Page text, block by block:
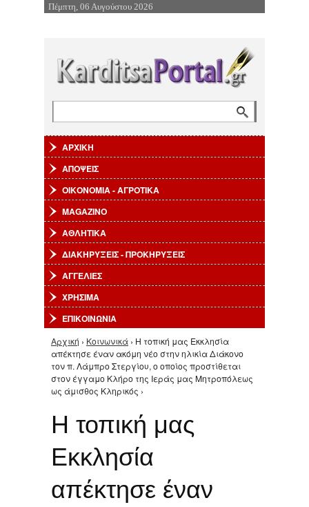
Επιστροφή στην Πλοήγηση
Πέμπτη, 06 Αυγούστου 2026
ΑΡΧΙΚΗ
ΑΠΟΨΕΙΣ
ΟΙΚΟΝΟΜΙΑ - ΑΓΡΟΤΙΚΑ
MAGAZINO
ΑΘΛΗΤΙΚΑ
ΔΙΑΚΗΡΥΞΕΙΣ - ΠΡΟΚΗΡΥΞΕΙΣ
ΑΓΓΕΛΙΕΣ
ΧΡΗΣΙΜΑ
ΕΠΙΚΟΙΝΩΝΙΑ
Είστε εδώ
Αρχική › Κοινωνικά › Η τοπική μας Εκκλησία
απέκτησε έναν ακόμη νέο στην ηλικία Διάκονο
τον π. Λάμπρο Στεργίου, ο οποίος προστίθεται
στον έγγαμο Κλήρο της Ιεράς μας Μητροπόλεως
ως άμισθος Κληρικός ›
Η τοπική μας
Εκκλησία
απέκτησε έναν